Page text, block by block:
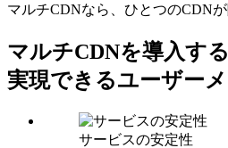
マルチCDNなら、ひとつのCDN
マルチCDNを導入す
実現できるユーザー
サービスの安定性